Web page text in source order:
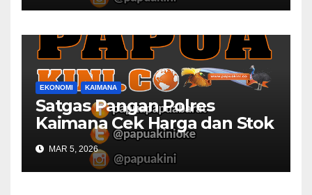
EKONOMI KAIMANA
Satgas Pangan Polres
Kaimana Cek Harga dan Stok
Bapok di Pasar
MAR 5, 2026